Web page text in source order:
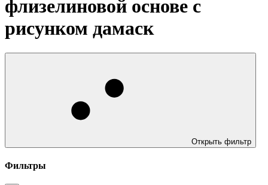
флизелиновой основе с
рисунком дамаск
Открыть фильтр
Фильтры